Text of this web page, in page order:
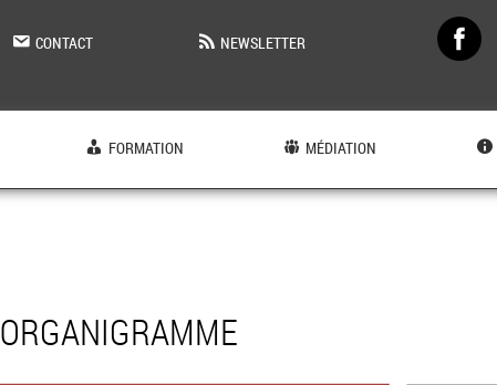
CONTACT NEWSLETTER
FORMATION MÉDIATION
ORGANIGRAMME